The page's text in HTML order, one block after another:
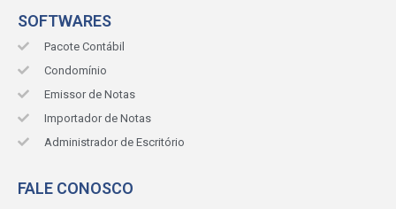
SOFTWARES
Pacote Contábil
Condomínio
Emissor de Notas
Importador de Notas
Administrador de Escritório
FALE CONOSCO